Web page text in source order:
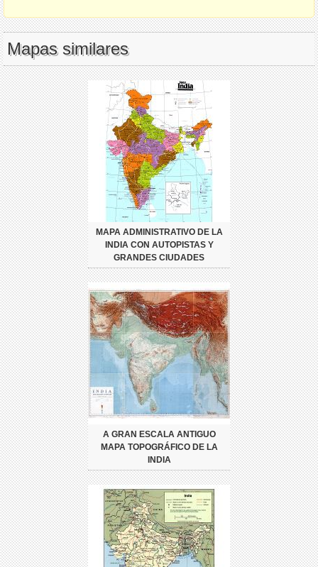
Mapas similares
MAPA ADMINISTRATIVO DE LA
INDIA CON AUTOPISTAS Y
GRANDES CIUDADES
A GRAN ESCALA ANTIGUO
MAPA TOPOGRÁFICO DE LA
INDIA